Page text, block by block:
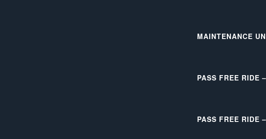
MAINTENANCE
PASS FREE RIDE
PASS FREE RIDE